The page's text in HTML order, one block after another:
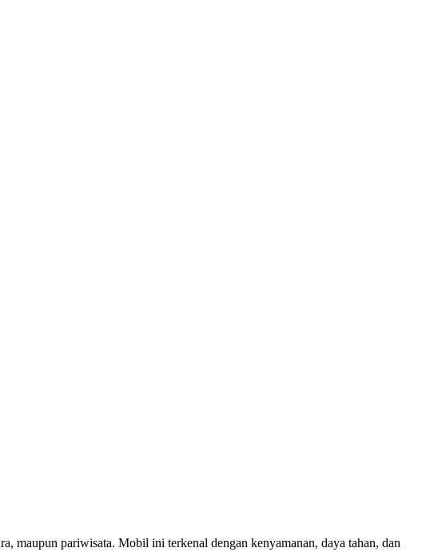
maupun pariwisata. Mobil ini terkenal dengan kenyamanan, daya tahan, dan